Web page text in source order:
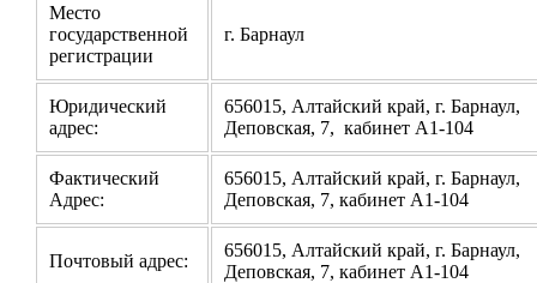
Место
государственной
регистрации
г. Барнаул
Юридический
адрес:
656015, Алтайский край, г. Барнаул,
Деповская, 7, кабинет А1-104
Фактический
Адрес:
656015, Алтайский край, г. Барнаул,
Деповская, 7, кабинет А1-104
Почтовый адрес:
656015, Алтайский край, г. Барнаул,
Деповская, 7, кабинет А1-104